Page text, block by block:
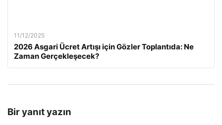
11/12/2025
2026 Asgari Ücret Artışı için Gözler Toplantıda: Ne
Zaman Gerçekleşecek?
Bir yanıt yazın